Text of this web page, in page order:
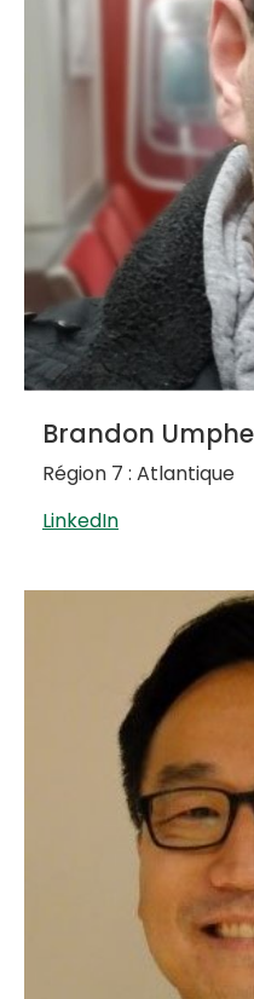
Brandon
Région 7 : Atlantique
LinkedIn